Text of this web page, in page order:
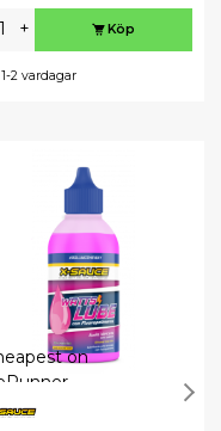
+ Köp
1-2 vardagar